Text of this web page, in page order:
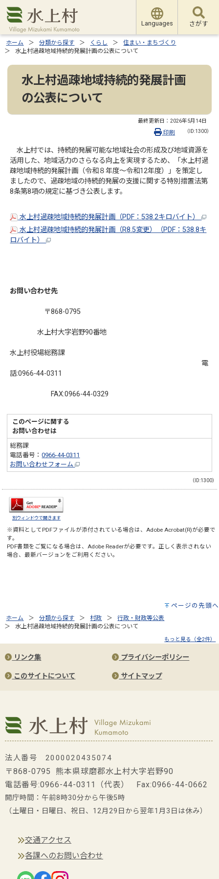
Languages さがす
ホーム 分類から探す くらし
住まい・まちづくり
水上村過疎地域持続的発展計画の公表について
水上村過疎地域持続的発展計画
の公表について
最終更新日： 2026年5月14日
（ID:1300）
印刷
水上村では、持続的発展可能な地域社会の形成及び地域資源を
活用した、地域活力のさらなる向上を実現するため、「水上村過
疎地域持続的発展計画（令和８年度～令和12年度）」を策定し
ましたので、過疎地域の持続的発展の支援に関する特別措置法第
8条第8項の規定に基づき公表します。
水上村過疎地域持続的発展計画（PDF：538.2キロバイト）
水上村過疎地域持続的発展計画（R8.5変更）（PDF：538.8キ
ロバイト）
お問い合わせ先
〒868-0795
水上村大字岩野90番地
水上村役場総務課
電
話:0966-44-0311
FAX:0966-44-0329
このページに関する
お問い合わせは
総務課
電話番号：0966-44-0311
お問い合わせフォーム
（ID:1300）
別ウィンドウで開きます
※資料としてPDFファイルが添付されている場合は、 Adobe Acrobat(R)が必要で
す。
PDF書類をご覧になる場合は、 Adobe Readerが必要です。正しく表示されない
場合、最新バージョンをご利用ください。
ページの先頭へ
ホーム 分類から探す 村政
行政・財政等公表
水上村過疎地域持続的発展計画の公表について
もっと見る（全2件）
リンク集 プライバシーポリシー
このサイトについて サイトマップ
法人番号 2000020435074
〒868-0795 熊本県球磨郡水上村大字岩野90
電話番号:0966-44-0311 （代表） Fax:0966-44-0662
開庁時間：午前8時30分から午後5時
（土曜日・日曜日、祝日、12月29日から翌年1月3日は休み）
交通アクセス
各課へのお問い合わせ